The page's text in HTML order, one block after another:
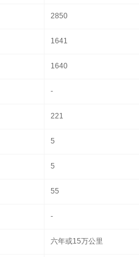
2850
1641
1640
-
221
5
5
55
-
六年或15万公里